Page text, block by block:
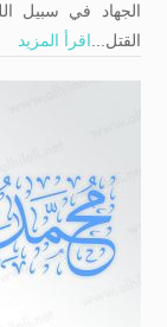
الجهاد في سبيل
القتل...اقرأ المزيد